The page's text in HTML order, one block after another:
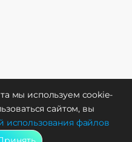
мы используем cookie-
сайтом, вы
использования файлов